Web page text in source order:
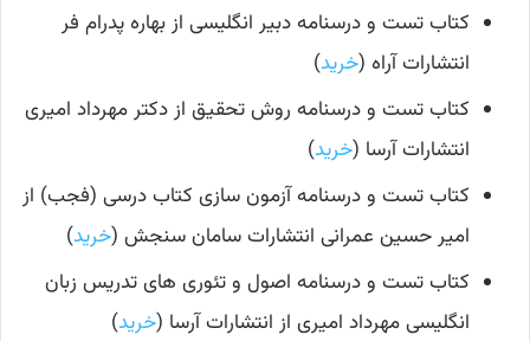
کتاب تست و درسنامه دبیر انگلیسی از بهاره پدرام فر
انتشارات آراه (خرید)
کتاب تست و درسنامه روش تحقیق از دکتر مهرداد امیری
انتشارات آرسا (خرید)
کتاب تست و درسنامه آزمون سازی کتاب درسی (فجب) از
امیر حسین عمرانی انتشارات سامان سنجش (خرید)
کتاب تست و درسنامه اصول و تئوری های تدریس زبان
انگلیسی مهرداد امیری از انتشارات آرسا (خرید)